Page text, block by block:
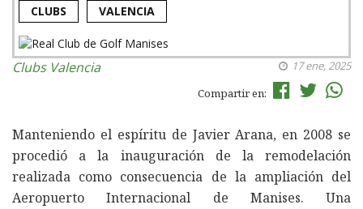
CLUBS VALENCIA
Clubs Valencia
17 ene, 2025
Compartir en:
Manteniendo el espíritu de Javier Arana, en 2008 se
procedió a la inauguración de la remodelación
realizada como consecuencia de la ampliación del
Aeropuerto Internacional de Manises. Una